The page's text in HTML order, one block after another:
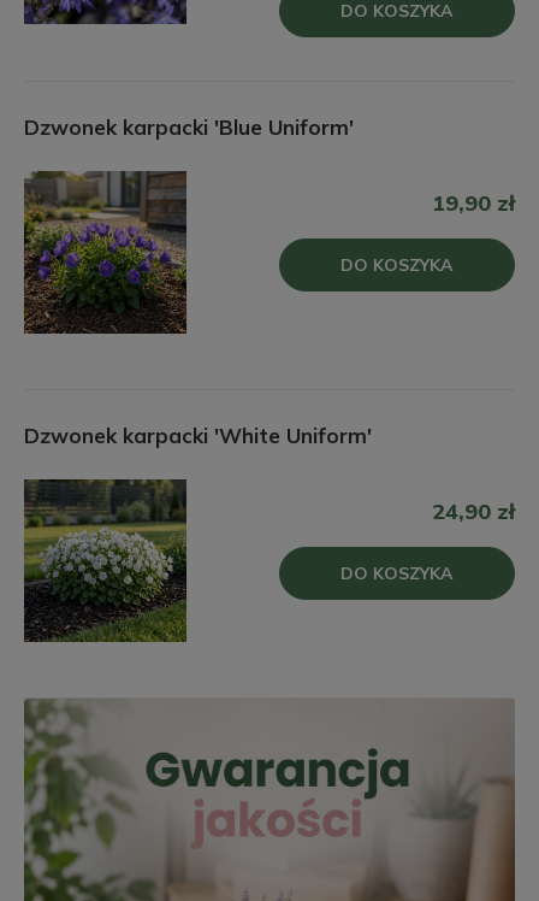
DO KOSZYKA
Dzwonek karpacki 'Blue Uniform'
19,90 zł
DO KOSZYKA
Dzwonek karpacki 'White Uniform'
24,90 zł
DO KOSZYKA